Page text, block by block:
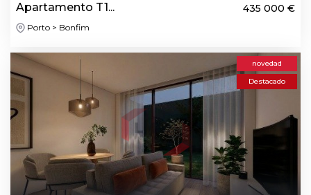
Apartamento T1... 435 000 €
Porto > Bonfim
novedad
Destacado